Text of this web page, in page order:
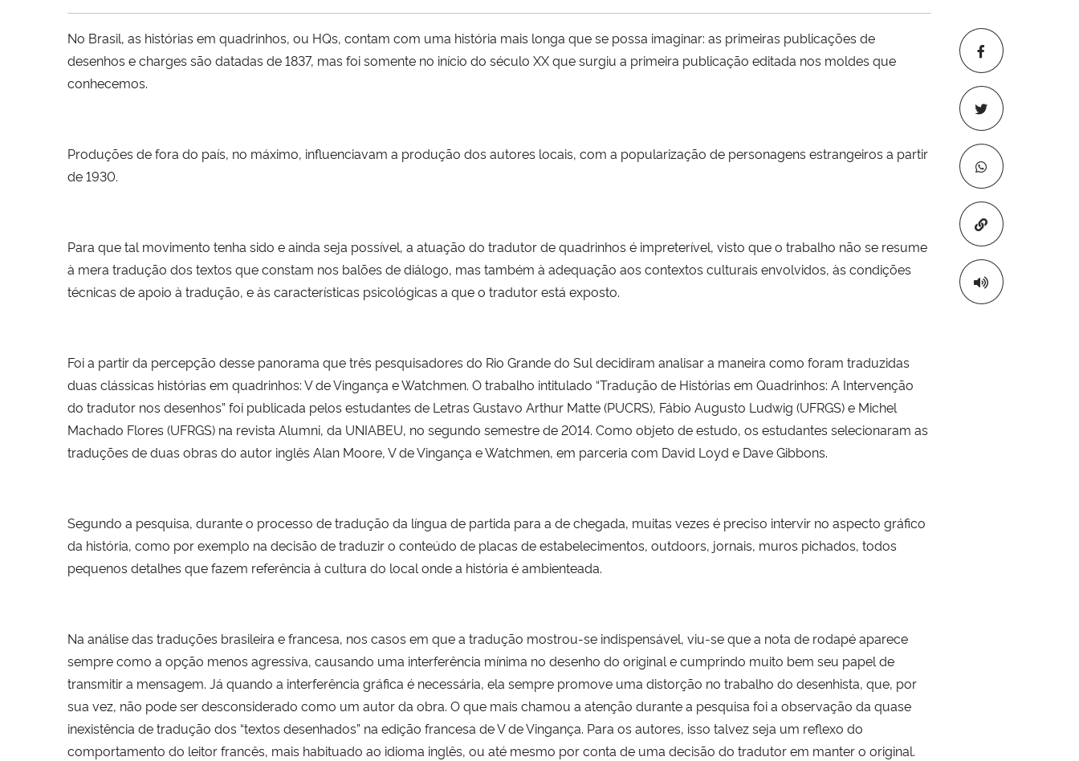
Copiar para
No Brasil, as histórias em quadrinhos, ou HQs, contam com uma história mais longa que se possa imaginar: as primeiras publicações de
desenhos e charges são datadas de 1837, mas foi somente no início do século XX que surgiu a primeira publicação editada nos moldes que
conhecemos.
Produções de fora do país, no máximo, influenciavam a produção dos autores locais, com a popularização de personagens estrangeiros a partir
de 1930.
Para que tal movimento tenha sido e ainda seja possível, a atuação do tradutor de quadrinhos é impreterível, visto que o trabalho não se resume
à mera tradução dos textos que constam nos balões de diálogo, mas também à adequação aos contextos culturais envolvidos, às condições
técnicas de apoio à tradução, e às características psicológicas a que o tradutor está exposto.
Foi a partir da percepção desse panorama que três pesquisadores do Rio Grande do Sul decidiram analisar a maneira como foram traduzidas
duas clássicas histórias em quadrinhos: V de Vingança e Watchmen. O trabalho intitulado “Tradução de Histórias em Quadrinhos: A Intervenção
do tradutor nos desenhos” foi publicada pelos estudantes de Letras Gustavo Arthur Matte (PUCRS), Fábio Augusto Ludwig (UFRGS) e Michel
Machado Flores (UFRGS) na revista Alumni, da UNIABEU, no segundo semestre de 2014. Como objeto de estudo, os estudantes selecionaram as
traduções de duas obras do autor inglês Alan Moore, V de Vingança e Watchmen, em parceria com David Loyd e Dave Gibbons.
Segundo a pesquisa, durante o processo de tradução da língua de partida para a de chegada, muitas vezes é preciso intervir no aspecto gráfico
da história, como por exemplo na decisão de traduzir o conteúdo de placas de estabelecimentos, outdoors, jornais, muros pichados, todos
pequenos detalhes que fazem referência à cultura do local onde a história é ambienteada.
Na análise das traduções brasileira e francesa, nos casos em que a tradução mostrou-se indispensável, viu-se que a nota de rodapé aparece
sempre como a opção menos agressiva, causando uma interferência mínima no desenho do original e cumprindo muito bem seu papel de
transmitir a mensagem. Já quando a interferência gráfica é necessária, ela sempre promove uma distorção no trabalho do desenhista, que, por
sua vez, não pode ser desconsiderado como um autor da obra. O que mais chamou a atenção durante a pesquisa foi a observação da quase
inexistência de tradução dos “textos desenhados” na edição francesa de V de Vingança. Para os autores, isso talvez seja um reflexo do
comportamento do leitor francês, mais habituado ao idioma inglês, ou até mesmo por conta de uma decisão do tradutor em manter o original.